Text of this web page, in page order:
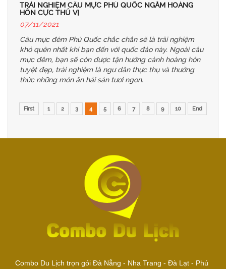
TRẢI NGHIỆM CÂU MỰC PHÚ QUỐC NGẮM HOÀNG
HÔN CỰC THÚ VỊ
07/11/2021
Câu mực đêm Phú Quốc chắc chắn sẽ là trải nghiệm
khó quên nhất khi bạn đến với quốc đảo này. Ngoài câu
mực đêm, bạn sẽ còn được tận hưởng cảnh hoàng hôn
tuyệt đẹp, trải nghiệm là ngư dân thực thụ và thưởng
thức những món ăn hải sản tươi ngon.
First 1 2 3 4 5 6 7 8 9 10 End
Combo Du Lịch trọn gói Đà Nẵng - Nha Trang - Đà Lạt - Phú